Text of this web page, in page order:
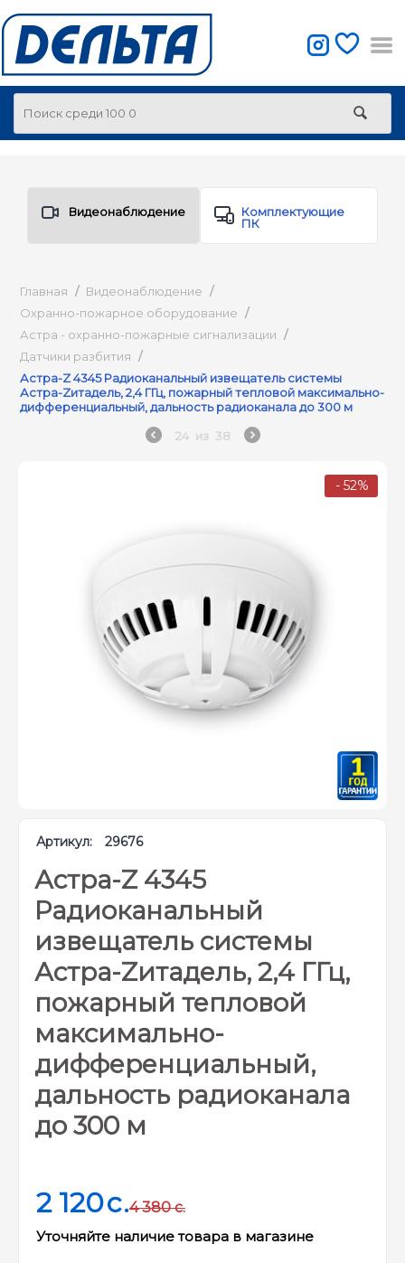
Видеонаблюдение
Комплектующие
ПК
Главная / Видеонаблюдение /
Охранно-пожарное оборудование /
Астра - охранно-пожарные сигнализации /
Датчики разбития /
Астра-Z 4345 Радиоканальный извещатель системы
Астра-Zитадель, 2,4 ГГц, пожарный тепловой максимально-
дифференциальный, дальность радиоканала до 300 м
24 из 38
- 52%
Артикул: 29676
Астра-Z 4345
Радиоканальный
извещатель системы
Астра-Zитадель, 2,4 ГГц,
пожарный тепловой
максимально-
дифференциальный,
дальность радиоканала
до 300 м
2 120c.
Уточняйте наличие товара в магазине
4 380 c.